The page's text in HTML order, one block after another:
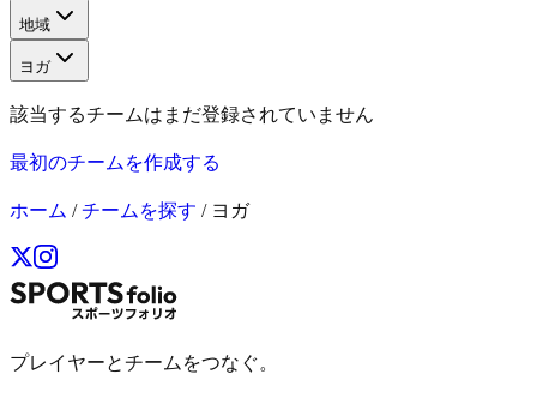
地域
ヨガ
該当するチームはまだ登録されていません
最初のチームを作成する
ホーム /チームを探す / ヨガ
プレイヤーとチームをつなぐ。